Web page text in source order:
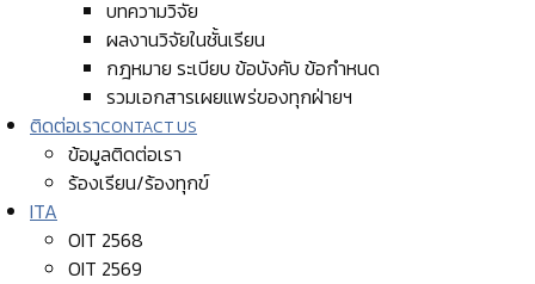
บทความวิจัย
ผลงานวิจัยในชั้นเรียน
กฎหมาย ระเบียบ ข้อบังคับ ข้อกำหนด
รวมเอกสารเผยแพร่ของทุกฝ่ายฯ
ติดต่อเราCONTACT US
ข้อมูลติดต่อเรา
ร้องเรียน/ร้องทุกข์
ITA
OIT 2568
OIT 2569